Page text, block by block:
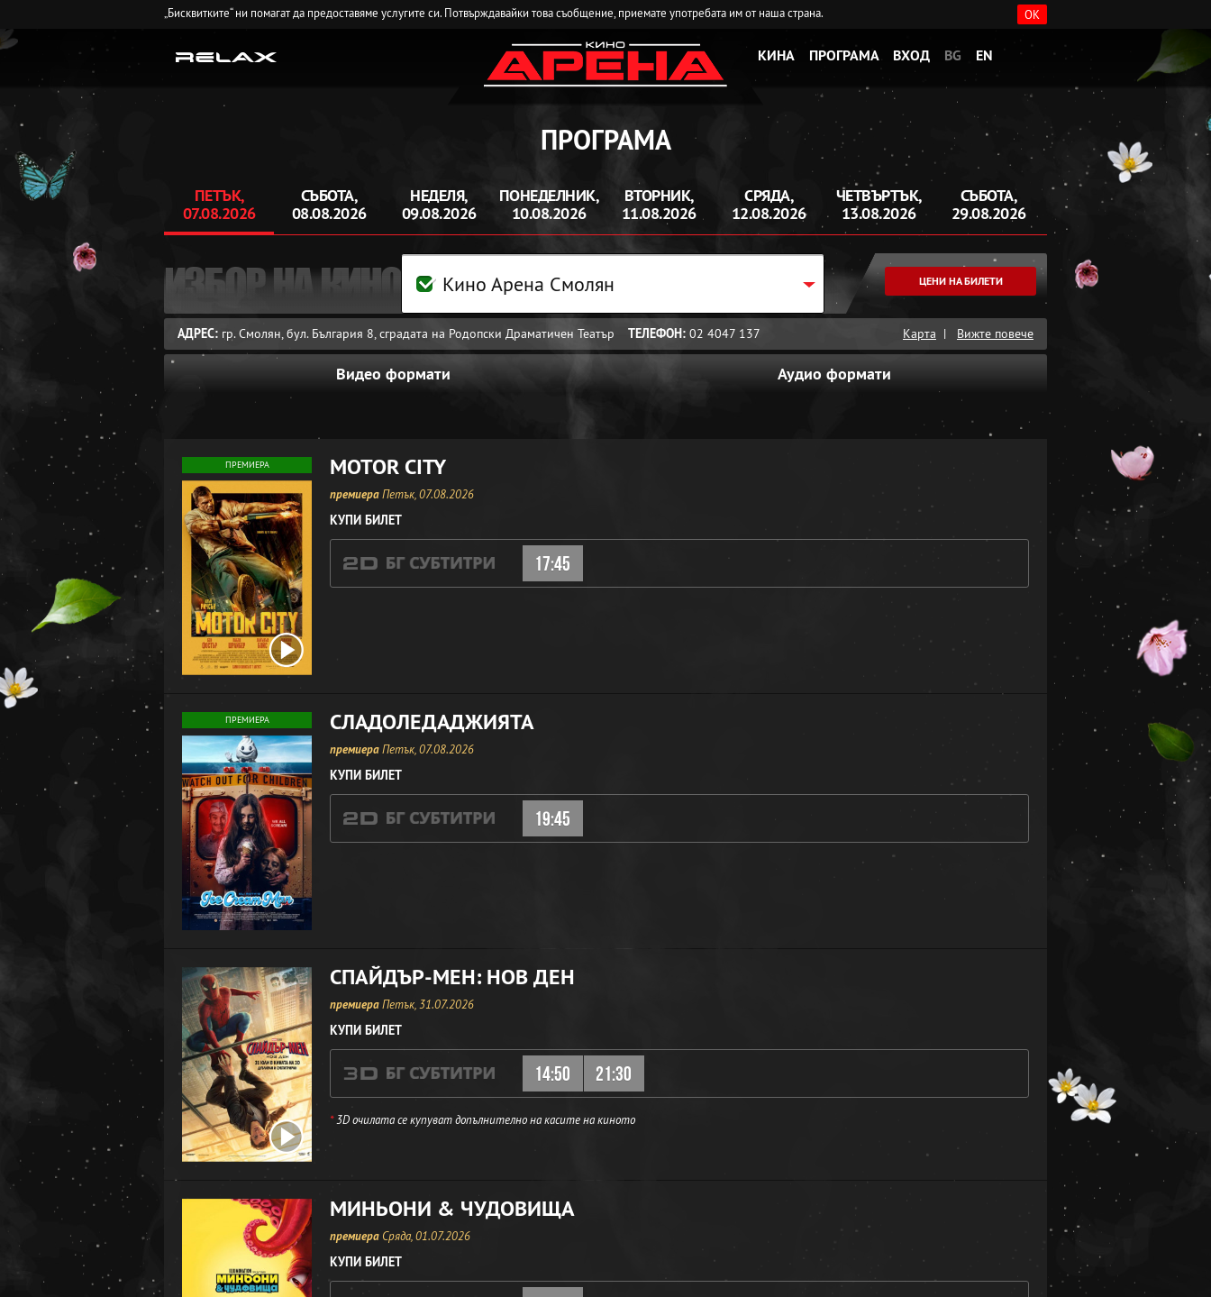
„Бисквитките“ ни помагат да предоставяме услугите си. Потвърждавайки това съобщение, приемате употребата им от наша страна. OK
КИНА ПРОГРАМА ВХОД BG EN
ПРОГРАМА
ПЕТЪК,
07.08.2026
СЪБОТА,
08.08.2026
НЕДЕЛЯ,
09.08.2026
ПОНЕДЕЛНИК,
10.08.2026
ВТОРНИК,
11.08.2026
СРЯДА,
12.08.2026
ЧЕТВЪРТЪК,
13.08.2026
СЪБОТА,
29.08.2026
ИЗБОР НА КИНО Кино Арена Смолян ЦЕНИ НА БИЛЕТИ
АДРЕС: гр. Смолян, бул. България 8, сградата на Родопски Драматичен Театър ТЕЛЕФОН: 02 4047 137 Карта | Вижте повече
Видео формати Аудио формати
ПРЕМИЕРА MOTOR CITY
премиераПетък, 07.08.2026
КУПИ БИЛЕТ
17:45
ПРЕМИЕРА СЛАДОЛЕДАДЖИЯТА
премиераПетък, 07.08.2026
КУПИ БИЛЕТ
19:45
СПАЙДЪР-МЕН: НОВ ДЕН
премиераПетък, 31.07.2026
КУПИ БИЛЕТ
14:50 21:30
*3D очилата се купуват допълнително на касите на киното
МИНЬОНИ & ЧУДОВИЩА
премиера Сряда, 01.07.2026
КУПИ БИЛЕТ